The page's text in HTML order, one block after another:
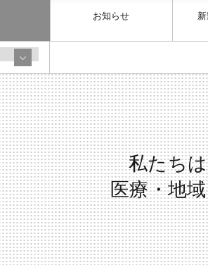
お知らせ
私たち
医療・地